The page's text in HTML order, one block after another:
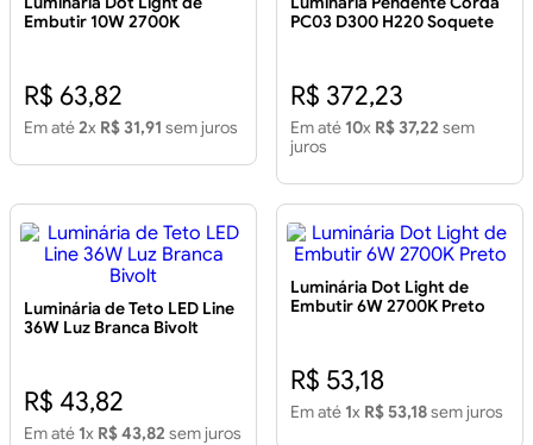
Embutir 10W 2700K
R$ 63,82
Em até2x R$ 31,91 sem juros
PC03 D300 H220 Soquete
R$ 372,23
Em até 10x R$ 37,22 sem
juros
Luminária de Teto LED Line
36W Luz Branca Bivolt
R$ 43,82
Em até 1x R$ 43,82 sem juros
Luminária Dot Light de
Embutir 6W 2700K Preto
R$ 53,18
Em até 1x R$ 53,18sem juros